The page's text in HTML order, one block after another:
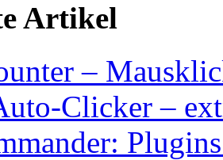
Artikel
–
Clicker –